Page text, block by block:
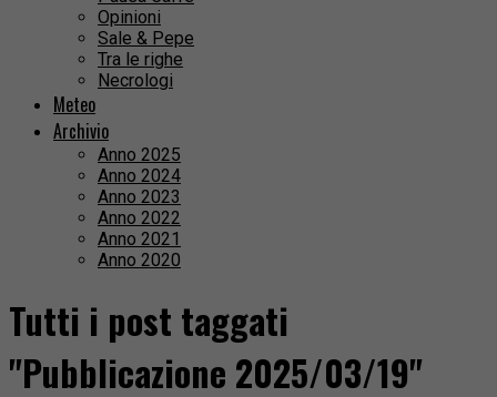
Opinioni
Sale & Pepe
Tra le righe
Necrologi
Meteo
Archivio
Anno 2025
Anno 2024
Anno 2023
Anno 2022
Anno 2021
Anno 2020
Tutti i post taggati
"Pubblicazione 2025/03/19"